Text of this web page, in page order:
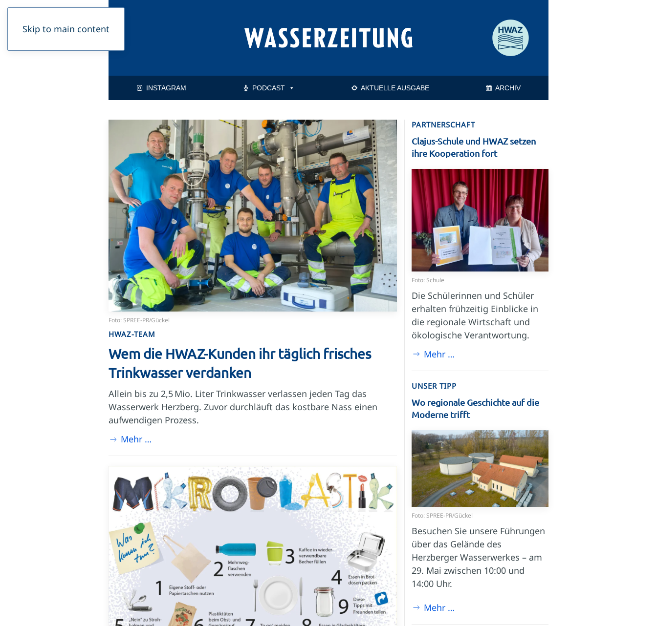
Skip to main content
INSTAGRAM PODCAST AKTUELLE AUSGABE ARCHIV
Foto: SPREE-PR/Gückel
HWAZ-TEAM
Wem die HWAZ-Kunden ihr täglich frisches
Trinkwasser verdanken
Allein bis zu 2,5 Mio. Liter Trinkwasser verlassen jeden Tag das
Wasserwerk Herzberg. Zuvor durchläuft das kostbare Nass einen
aufwendigen Prozess.
Mehr …
PARTNERSCHAFT
Clajus-Schule und HWAZ setzen
ihre Kooperation fort
Foto: Schule
Die Schülerinnen und Schüler
erhalten frühzeitig Einblicke in
die regionale Wirtschaft und
ökologische Verantwortung.
Mehr …
UNSER TIPP
Wo regionale Geschichte auf die
Moderne trifft
Foto: SPREE-PR/Gückel
Besuchen Sie unsere Führungen
über das Gelände des
Herzberger Wasserwerkes – am
29. Mai zwischen 10:00 und
14:00 Uhr.
Mehr …